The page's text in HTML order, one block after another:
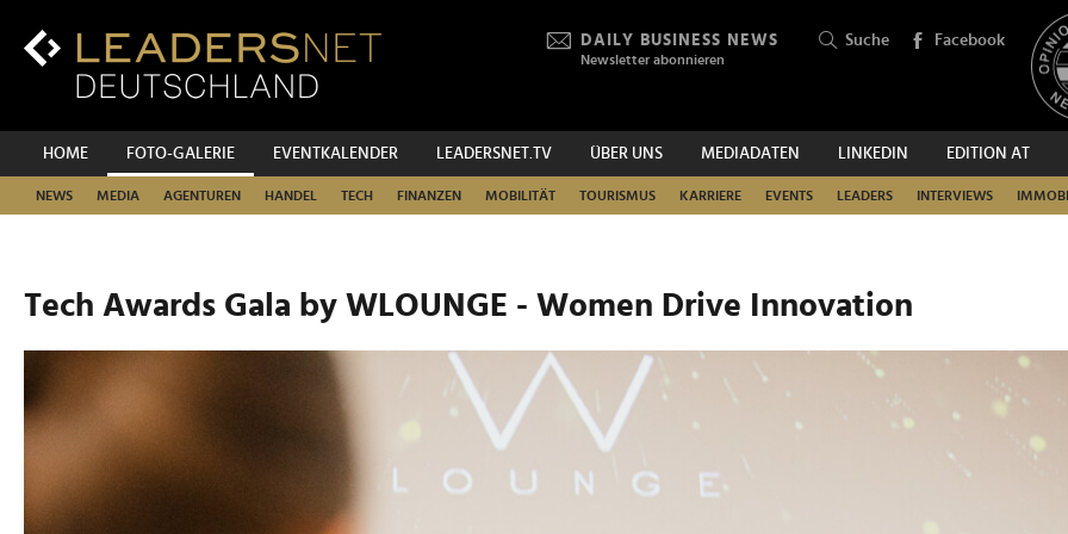
Inhalt
Hauptnavigation
DAILY BUSINESS NEWS
Newsletter abonnieren
Suche Facebook
HOME FOTO-GALERIE EVENTKALENDER LEADERSNET.TV ÜBER UNS MEDIADATEN LINKEDIN EDITION AT
NEWS MEDIA AGENTUREN HANDEL TECH FINANZEN MOBILITÄT TOURISMUS KARRIERE EVENTS LEADERS INTERVIEWS
SUCHEN
Tech Awards Gala by WLOUNGE - Women Drive Innovation